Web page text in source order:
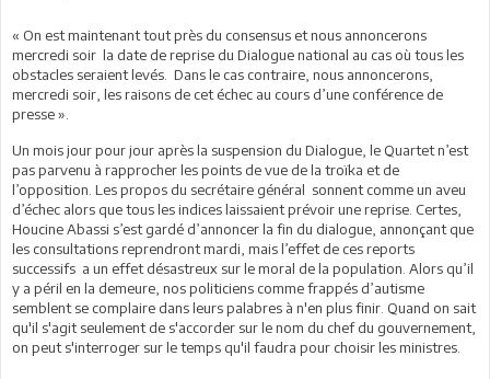
« On est maintenant tout près du consensus et nous annoncerons
mercredi soir la date de reprise du Dialogue national au cas où tous les
obstacles seraient levés. Dans le cas contraire, nous annoncerons,
mercredi soir, les raisons de cet échec au cours d’une conférence de
presse ».
Un mois jour pour jour après la suspension du Dialogue, le Quartet n’est
pas parvenu à rapprocher les points de vue de la troïka et de
l’opposition. Les propos du secrétaire général sonnent comme un aveu
d’échec alors que tous les indices laissaient prévoir une reprise. Certes,
Houcine Abassi s’est gardé d’annoncer la fin du dialogue, annonçant que
les consultations reprendront mardi, mais l’effet de ces reports
successifs a un effet désastreux sur le moral de la population. Alors qu’il
y a péril en la demeure, nos politiciens comme frappés d’autisme
semblent se complaire dans leurs palabres à n'en plus finir. Quand on sait
qu'il s'agit seulement de s'accorder sur le nom du chef du gouvernement,
on peut s'interroger sur le temps qu'il faudra pour choisir les ministres.